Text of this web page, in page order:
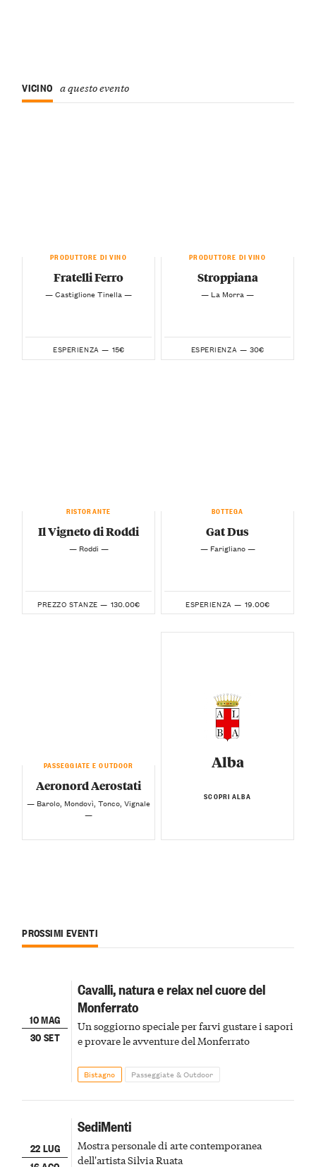
VICINO a questo evento
PRODUTTORE DI VINO
Fratelli Ferro
— Castiglione Tinella —
ESPERIENZA — 15€
PRODUTTORE DI VINO
Stroppiana
— La Morra —
ESPERIENZA — 30€
RISTORANTE
Il Vigneto di Roddi
— Roddi —
PREZZO STANZE — 130.00€
BOTTEGA
Gat Dus
— Farigliano —
ESPERIENZA — 19.00€
PASSEGGIATE E OUTDOOR
Aeronord Aerostati
— Barolo, Mondovì, Tonco, Vignale
—
Alba
SCOPRI ALBA
PROSSIMI EVENTI
10 MAG
30 SET
Cavalli, natura e relax nel cuore del
Monferrato
Un soggiorno speciale per farvi gustare i sapori
e provare le avventure del Monferrato
Bistagno Passeggiate & Outdoor
22 LUG
SediMenti
Mostra personale di arte contemporanea
dell'artista Silvia Ruata